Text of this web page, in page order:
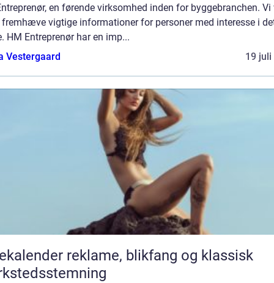
en førende virksomhed inden for byggebranchen. Vi
vigtige informationer for personer med interesse i
HM Entreprenør har en imp...
Vestergaard
19 juli
reklame, blikfang og klassisk